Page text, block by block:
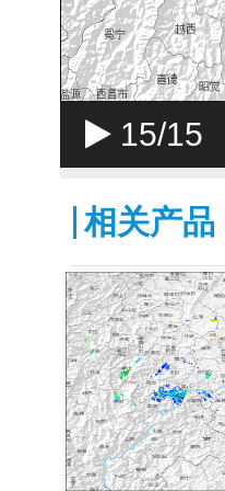
15/15
相关产品